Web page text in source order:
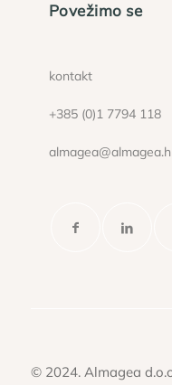
Povežimo se
kontakt
+385 (0)1 7794 118
© 2024. Almagea